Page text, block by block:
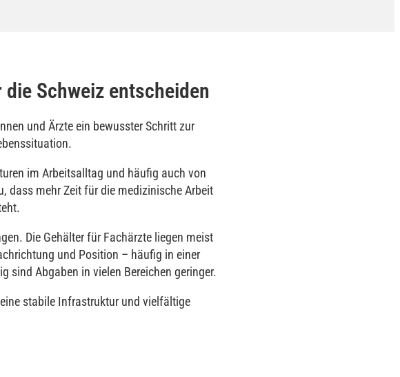
Schweiz entscheiden
und Ärzte ein bewusster Schritt zur
im Arbeitsalltag und häufig auch von
dass mehr Zeit für die medizinische Arbeit
Die Gehälter für Fachärzte liegen meist
und Position – häufig in einer
sind Abgaben in vielen Bereichen geringer.
stabile Infrastruktur und vielfältige